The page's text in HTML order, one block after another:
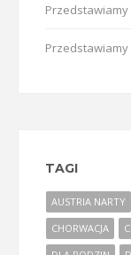
TAGI
AUSTRIA NARTY
CHORWACJA